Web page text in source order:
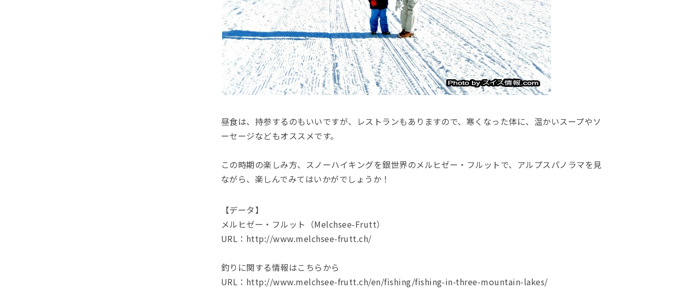
昼食は、持参するのもいいですが、レストランもありますので、寒くなった体に、温かいスープやソ
ーセージなどもオススメです。
この時期の楽しみ方、スノーハイキングを銀世界のメルヒゼー・フルットで、アルプスパノラマを見
ながら、楽しんでみてはいかがでしょうか！
【データ】
メルヒゼー・フルット（Melchsee-Frutt）
URL：http://www.melchsee-frutt.ch/
釣りに関する情報はこちらから
URL：http://www.melchsee-frutt.ch/en/fishing/fishing-in-three-mountain-lakes/